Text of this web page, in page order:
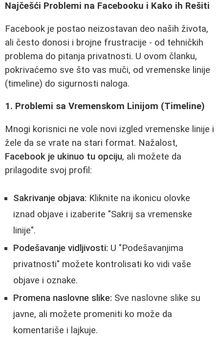
Najčešći Problemi na Facebooku i Kako ih Rešiti
Facebook je postao neizostavan deo naših života,
ali često donosi i brojne frustracije - od tehničkih
problema do pitanja privatnosti. U ovom članku,
pokrivaćemo sve što vas muči, od vremenske linije
(timeline) do sigurnosti naloga.
1. Problemi sa Vremenskom Linijom (Timeline)
Mnogi korisnici ne vole novi izgled vremenske linije i
žele da se vrate na stari format. Nažalost,
Facebook je ukinuo tu opciju, ali možete da
prilagodite svoj profil:
Sakrivanje objava: Kliknite na ikonicu olovke
iznad objave i izaberite "Sakrij sa vremenske
linije".
Podešavanje vidljivosti: U "Podešavanjima
privatnosti" možete kontrolisati ko vidi vaše
objave i oznake.
Promena naslovne slike: Sve naslovne slike su
javne, ali možete promeniti ko može da
komentariše i lajkuje.